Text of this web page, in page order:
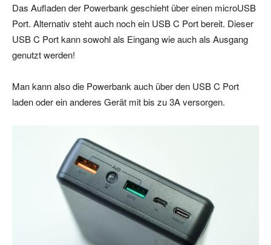
Das Aufladen der Powerbank geschieht über einen microUSB
Port. Alternativ steht auch noch ein USB C Port bereit. Dieser
USB C Port kann sowohl als Eingang wie auch als Ausgang
genutzt werden!
Man kann also die Powerbank auch über den USB C Port
laden oder ein anderes Gerät mit bis zu 3A versorgen.